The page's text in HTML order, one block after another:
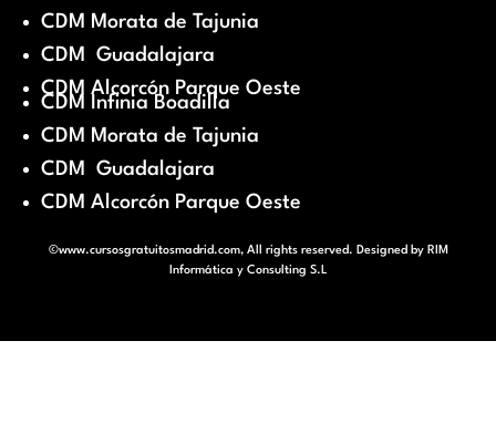
CDM Morata de Tajunia
CDM Guadalajara
CDM Alcorcón Parque Oeste
CDM Infinia Boadilla
CDM Morata de Tajunia
CDM Guadalajara
CDM Alcorcón Parque Oeste
©www.cursosgratuitosmadrid.com, All rights reserved. Designed by RIM
Informática y Consulting S.L